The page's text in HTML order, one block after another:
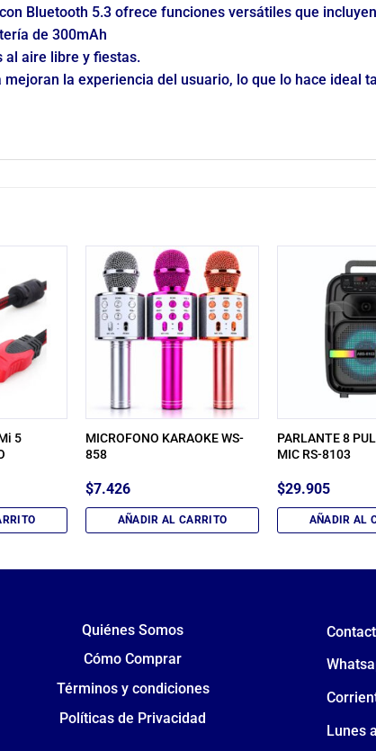
Bluetooth 5.3 ofrece funciones versátiles que incluyen
de 300mAh
al aire libre y fiestas.
mejoran la experiencia del usuario, lo que lo hace ideal
5
MICROFONO KARAOKE WS-
858
$7.426
AÑADIR AL CARRITO
PARLANTE 8
MIC RS-8103
$29.905
AÑADIR AL
Quiénes Somos
Cómo Comprar
Términos y condiciones
Políticas de Privacidad
Lunes